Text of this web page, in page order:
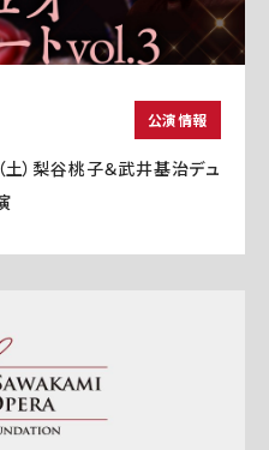
公演情報
土）梨谷桃子＆武井基治デュ